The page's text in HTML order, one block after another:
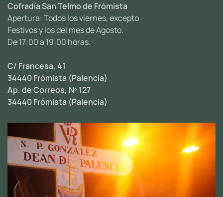
Cofradía San Telmo de Frómista
Apertura: Todos los viernes, excepto
Festivos y los del mes de Agosto.
De 17:00 a 19:00 horas.
C/ Francesa, 41
34440 Frómista (Palencia)
Ap. de Correos, Nº 127
34440 Frómista (Palencia)